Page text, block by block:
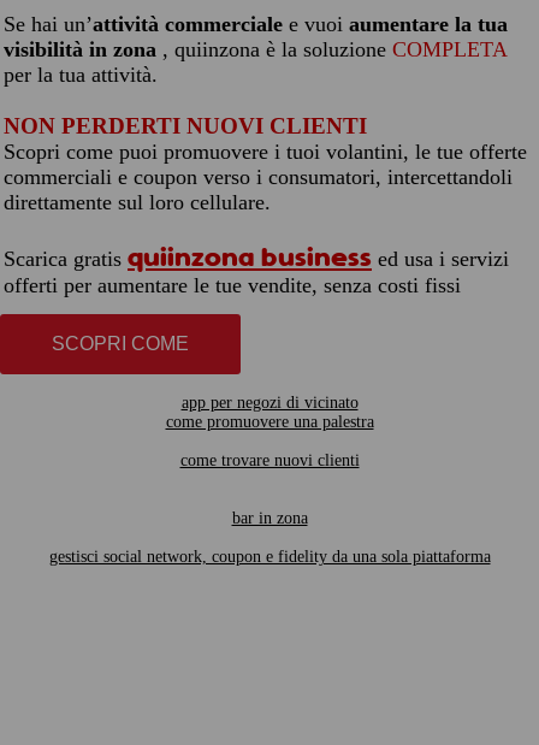
Se hai un’attività commerciale e vuoi aumentare la tua
visibilità in zona , quiinzona è la soluzione COMPLETA
per la tua attività.
NON PERDERTI NUOVI CLIENTI
Scopri come puoi promuovere i tuoi volantini, le tue offerte
commerciali e coupon verso i consumatori, intercettandoli
direttamente sul loro cellulare.
Scarica gratis quiinzona business ed usa i servizi
offerti per aumentare le tue vendite, senza costi fissi
SCOPRI COME
app per negozi di vicinato
come promuovere una palestra
come trovare nuovi clienti
bar in zona
gestisci social network, coupon e fidelity da una sola piattaforma